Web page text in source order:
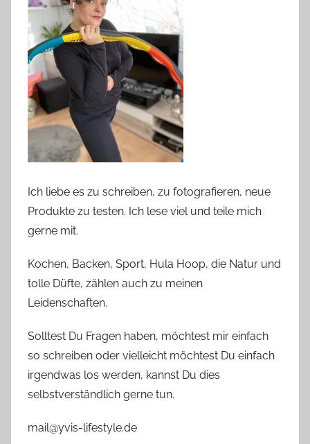
Ich liebe es zu schreiben, zu fotografieren, neue
Produkte zu testen. Ich lese viel und teile mich
gerne mit.
Kochen, Backen, Sport, Hula Hoop, die Natur und
tolle Düfte, zählen auch zu meinen
Leidenschaften.
Solltest Du Fragen haben, möchtest mir einfach
so schreiben oder vielleicht möchtest Du einfach
irgendwas los werden, kannst Du dies
selbstverständlich gerne tun.
mail@yvis-lifestyle.de